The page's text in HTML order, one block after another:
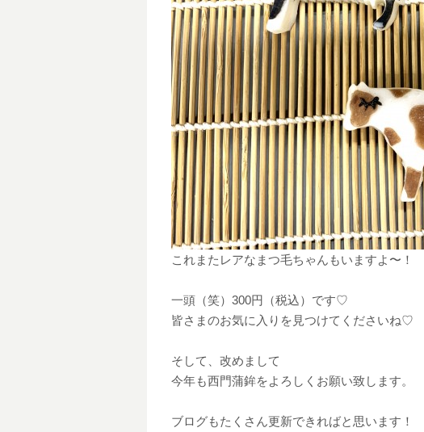
これまたレアなまつ毛ちゃんもいますよ〜！
一頭（笑）300円（税込）です♡
皆さまのお気に入りを見つけてくださいね♡
そして、改めまして
今年も西門蒲鉾をよろしくお願い致します。
ブログもたくさん更新できればと思います！